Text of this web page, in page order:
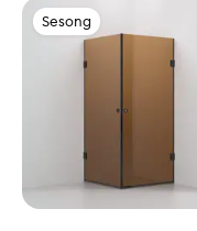
Sesong